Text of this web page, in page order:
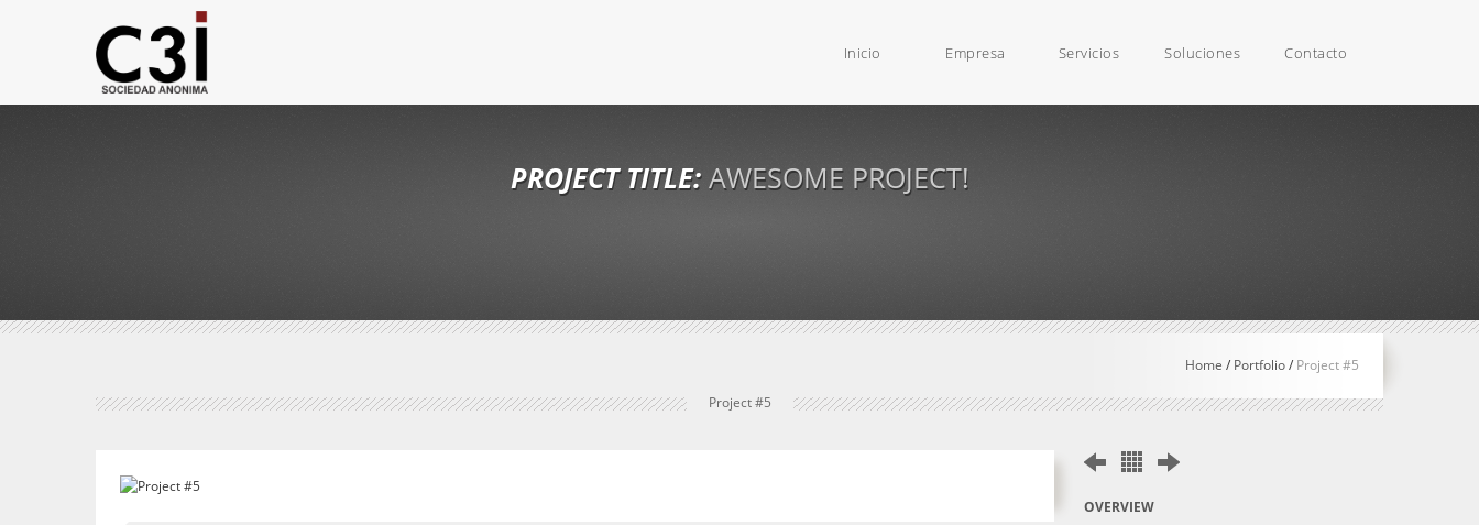
Inicio Empresa Servicios Soluciones Contacto
PROJECT TITLE:AWESOME PROJECT!
Home / Portfolio/ Project #5
Project #5
OVERVIEW